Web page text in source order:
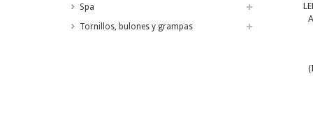
Spa
Tornillos, bulones y grampas